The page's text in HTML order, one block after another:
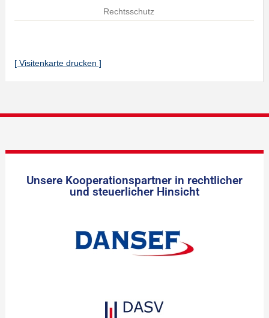
Rechtsschutz
[ Visitenkarte drucken ]
Unsere Kooperationspartner in rechtlicher
und steuerlicher Hinsicht